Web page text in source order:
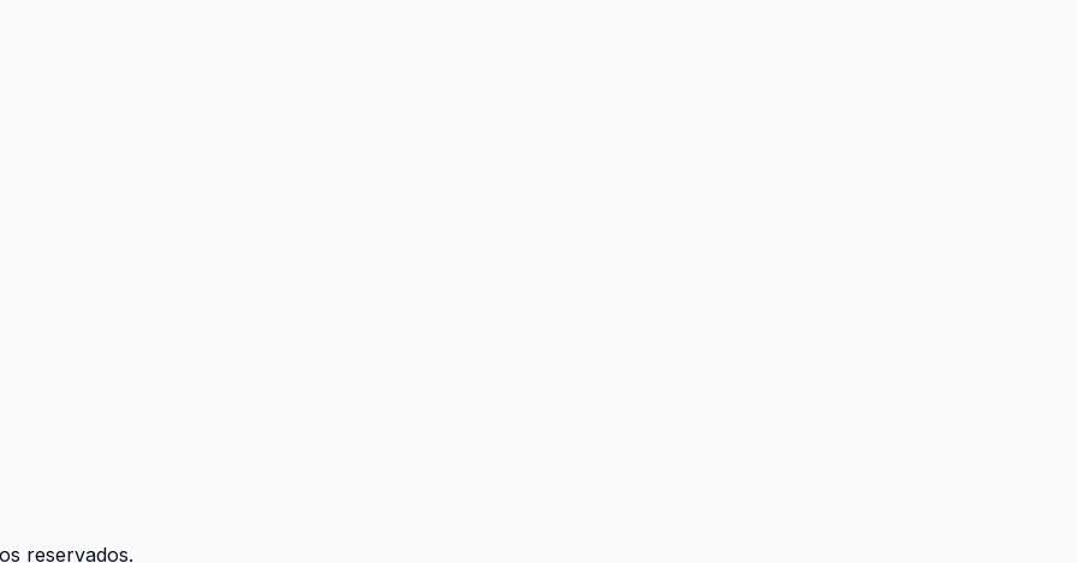
reservados.